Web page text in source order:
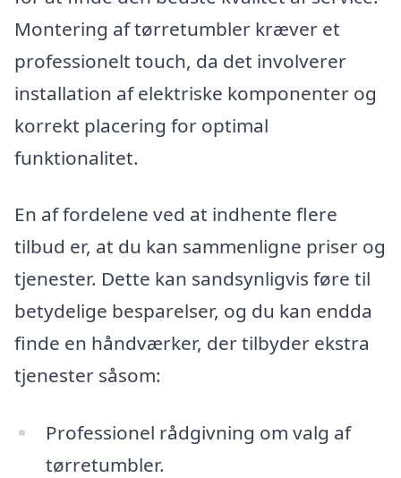
Montering af tørretumbler kræver et
professionelt touch, da det involverer
installation af elektriske komponenter og
korrekt placering for optimal
funktionalitet.
En af fordelene ved at indhente flere
tilbud er, at du kan sammenligne priser og
tjenester. Dette kan sandsynligvis føre til
betydelige besparelser, og du kan endda
finde en håndværker, der tilbyder ekstra
tjenester såsom:
Professionel rådgivning om valg af
tørretumbler.